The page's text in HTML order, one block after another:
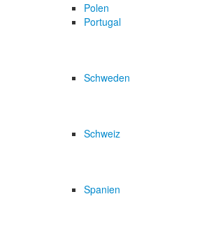
Polen
Portugal
Schweden
Schweiz
Spanien